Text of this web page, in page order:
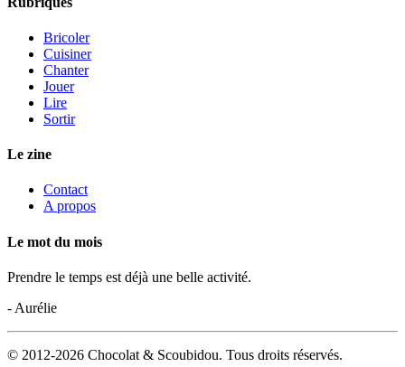
Bricoler
Cuisiner
Chanter
Jouer
Lire
Sortir
Le zine
Contact
A propos
Le mot du mois
Prendre le temps est déjà une belle activité.
- Aurélie
© 2012-2026 Chocolat & Scoubidou. Tous droits réservés.